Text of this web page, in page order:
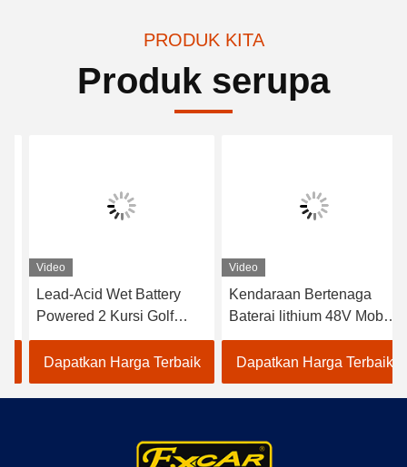
PRODUK KITA
Produk serupa
Video
Lead-Acid Wet Battery
Powered 2 Kursi Golf
Carts / Electric Buggy Car
Golf
Dapatkan Harga Terbaik
Video
Kendaraan Bertenaga
Baterai lithium 48V Mobil
Golf Listrik EXCAR
A1S6+2 Putih
Dapatkan Harga Terbaik